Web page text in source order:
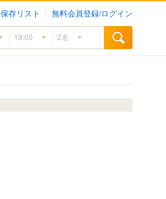
保存リスト 無料会員登録/ログイン